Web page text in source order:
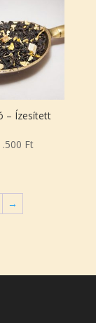
.500 Ft
– Ízesített
.500 FtÁrtartomány:
→